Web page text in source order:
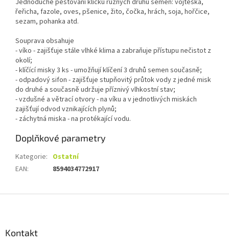
Jednoduché pěstování klíčků různých druhů semen: vojtěška,
řeřicha, fazole, oves, pšenice, žito, čočka, hrách, soja, hořčice,
sezam, pohanka atd.
Souprava obsahuje
- víko - zajišťuje stále vlhké klima a zabraňuje přístupu nečistot z
okolí;
- klíčící misky 3 ks - umožňují klíčení 3 druhů semen současně;
- odpadový sifon - zajišťuje stupňovitý průtok vody z jedné misk
do druhé a současně udržuje příznivý vlhkostní stav;
- vzdušné a větrací otvory - na víku a v jednotlivých miskách
zajišťují odvod vznikajících plynů;
- záchytná miska - na protékající vodu.
Doplňkové parametry
Kategorie: Ostatní
EAN: 8594034772917
Kontakt